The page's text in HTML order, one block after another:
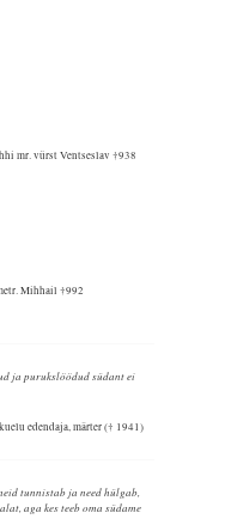
mr. vürst Ventseslav †938
Mihhail †992
ja purukslöödud südant ei
edendaja, märter († 1941)
tunnistab ja need hülgab,
aga kes teeb oma südame